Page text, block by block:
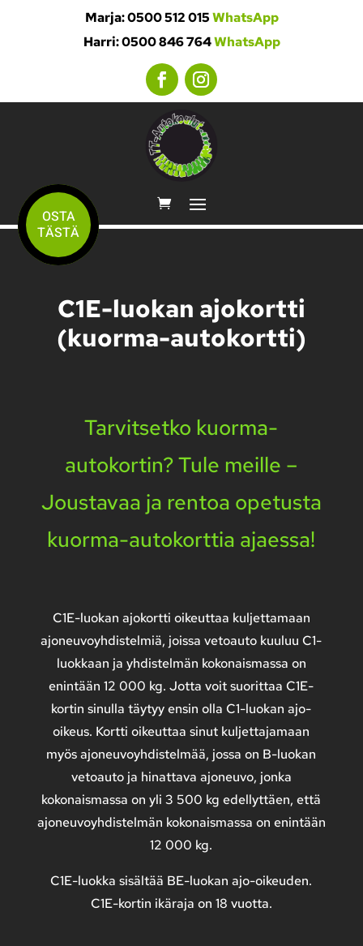
Marja: 0500 512 015WhatsApp
Harri: 0500 846 764WhatsApp
OSTA
TÄSTÄ
C1E-luokan ajokortti
(kuorma-autokortti)
Tarvitsetko kuorma-
autokortin? Tule meille –
Joustavaa ja rentoa opetusta
kuorma-autokorttia ajaessa!
C1E-luokan ajokortti oikeuttaa kuljettamaan
ajoneuvoyhdistelmiä, joissa vetoauto kuuluu C1-
luokkaan ja yhdistelmän kokonaismassa on
enintään 12 000 kg. Jotta voit suorittaa C1E-
kortin sinulla täytyy ensin olla C1-luokan ajo-
oikeus. Kortti oikeuttaa sinut kuljettajamaan
myös ajoneuvoyhdistelmää, jossa on B-luokan
vetoauto ja hinattava ajoneuvo, jonka
kokonaismassa on yli 3 500 kg edellyttäen, että
ajoneuvoyhdistelmän kokonaismassa on enintään
12 000 kg.
C1E-luokka sisältää BE-luokan ajo-oikeuden.
C1E-kortin ikäraja on 18 vuotta.